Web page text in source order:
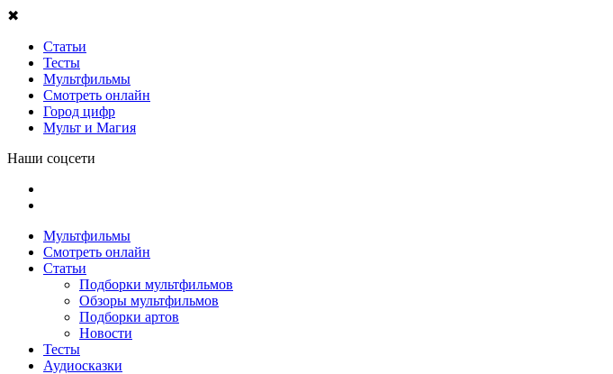
✖
Статьи
Тесты
Мультфильмы
Смотреть онлайн
Город цифр
Мульт и Магия
Наши соцсети
Мультфильмы
Смотреть онлайн
Статьи
Подборки мультфильмов
Обзоры мультфильмов
Подборки артов
Новости
Тесты
Аудиосказки